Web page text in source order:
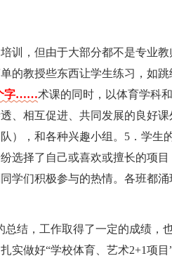
训，但由于大部分都不是专业
的教授些东西让学生练习，如
字……术课的同时，以体育学科
、相互促进、共同发展的良好
），和各种兴趣小组。5．学生
选择了自己或喜欢或擅长的项
学们积极参与的热情。各班都涌
总结，工作取得了一定的成绩，
实做好“学校体育、艺术2+1项